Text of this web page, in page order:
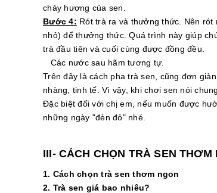
cháy hương của sen.
Bước 4: Rót trà ra và thưởng thức. Nên
nhỏ) để thưởng thức. Quá trình này giúp
trà đầu tiên và cuối cùng được đồng đều.
Các nước sau hãm tương tự.
Trên đây là cách pha trà sen, cũng đơn
nhàng, tinh tế. Vì vậy, khi chơi sen nói
Đặc biệt đối với chị em, nếu muốn được
những ngày "đèn đỏ" nhé.
III- CÁCH CHỌN TRÀ SEN THƠM
1. Cách chọn trà sen thơm ngon
2. Trà sen giá bao nhiêu?